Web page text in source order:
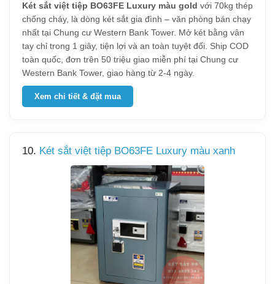
Két sắt việt tiệp BO63FE Luxury màu gold với 70kg thép
chống cháy, là dòng két sắt gia đình – văn phòng bán chạy
nhất tại Chung cư Western Bank Tower. Mở két bằng vân
tay chỉ trong 1 giây, tiện lợi và an toàn tuyệt đối. Ship COD
toàn quốc, đơn trên 50 triệu giao miễn phí tại Chung cư
Western Bank Tower, giao hàng từ 2-4 ngày.
Xem chi tiết & đặt mua
10. Két sắt việt tiệp BO63FE Luxury màu xanh